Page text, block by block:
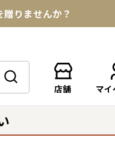
りませんか？
トイン！めんべい
以上で送料無料
店舗 マ